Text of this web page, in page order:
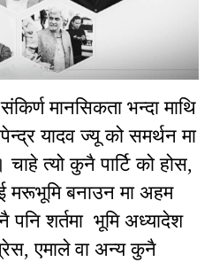
मानसिकता भन्दा माथि
यादव ज्यू को समर्थन मा
त्यो कुनै पार्टि को होस,
मरूभूमि बनाउन मा अहम
शर्तमा भूमि अध्यादेश
एमाले वा अन्य कुनै